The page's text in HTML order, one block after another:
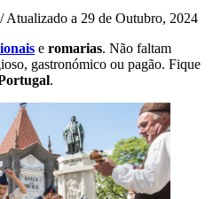
/Atualizado a 29 de Outubro, 2024
e romarias. Não faltam
gastronómico ou pagão. Fique
.